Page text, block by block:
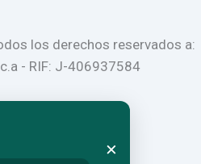
los derechos reservados a:
- RIF: J-406937584
×